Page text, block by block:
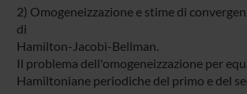
2) Omogeneizzazione e stime di
di
Hamilton-Jacobi-Bellman.
Il problema dell'omogeneizzazione per
Hamiltoniane periodiche del primo e del